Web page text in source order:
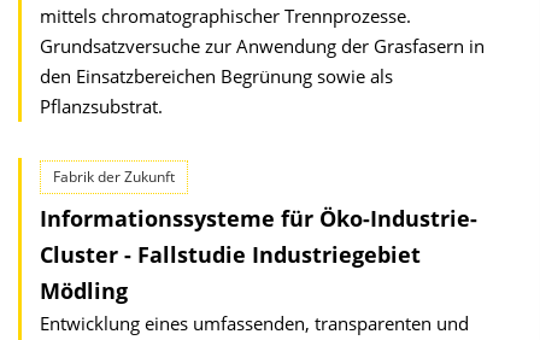
mittels chromatographischer Trennprozesse.
Grundsatzversuche zur Anwendung der Grasfasern in
den Einsatzbereichen Begrünung sowie als
Pflanzsubstrat.
Fabrik der Zukunft
Informationssysteme für Öko-Industrie-
Cluster - Fallstudie Industriegebiet
Mödling
Entwicklung eines umfassenden, transparenten und